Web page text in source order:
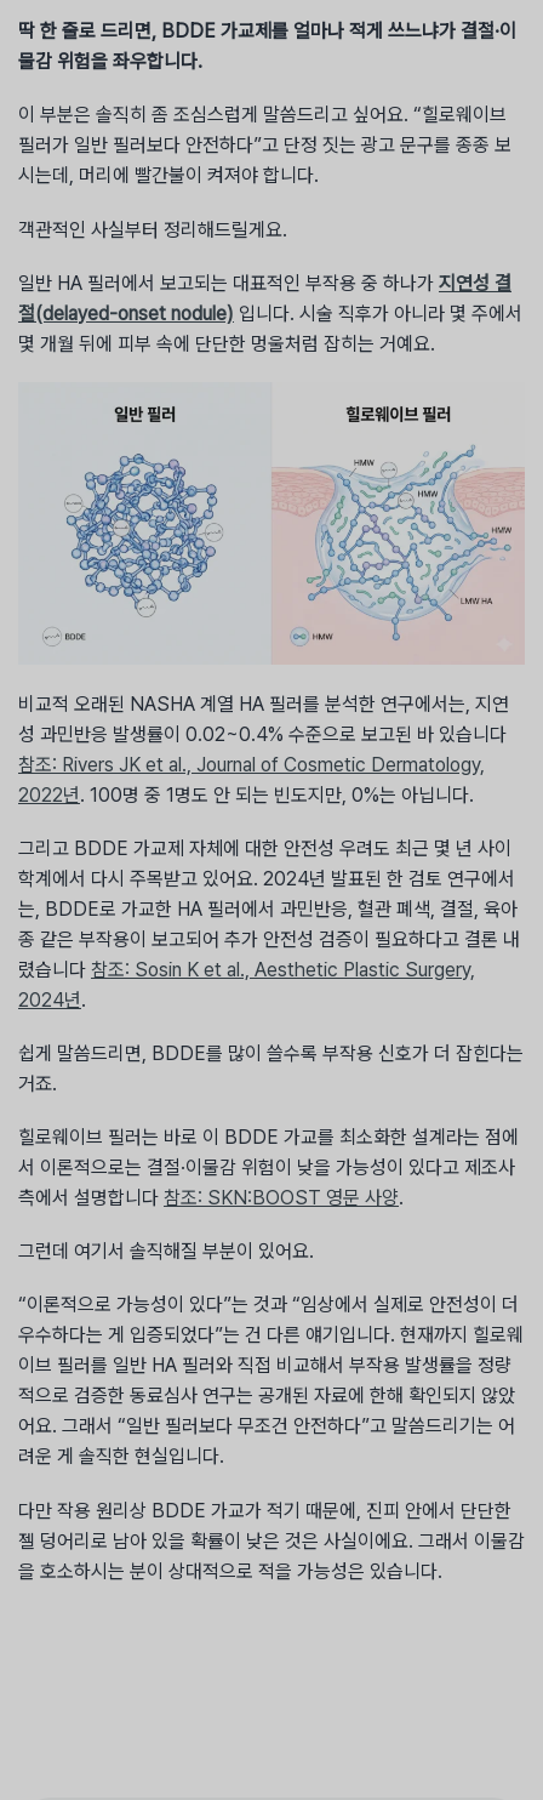
딱 한 줄로 드리면, BDDE 가교제를 얼마나 적게 쓰느냐가 결절·이
물감 위험을 좌우합니다.
이 부분은 솔직히 좀 조심스럽게 말씀드리고 싶어요. “힐로웨이브
필러가 일반 필러보다 안전하다”고 단정 짓는 광고 문구를 종종 보
시는데, 머리에 빨간불이 켜져야 합니다.
객관적인 사실부터 정리해드릴게요.
일반 HA 필러에서 보고되는 대표적인 부작용 중 하나가 지연성 결
절(delayed-onset nodule) 입니다. 시술 직후가 아니라 몇 주에서
몇 개월 뒤에 피부 속에 단단한 멍울처럼 잡히는 거예요.
비교적 오래된 NASHA 계열 HA 필러를 분석한 연구에서는, 지연
성 과민반응 발생률이 0.02~0.4% 수준으로 보고된 바 있습니다
참조: Rivers JK et al., Journal of Cosmetic Dermatology,
2022년. 100명 중 1명도 안 되는 빈도지만, 0%는 아닙니다.
그리고 BDDE 가교제 자체에 대한 안전성 우려도 최근 몇 년 사이
학계에서 다시 주목받고 있어요. 2024년 발표된 한 검토 연구에서
는, BDDE로 가교한 HA 필러에서 과민반응, 혈관 폐색, 결절, 육아
종 같은 부작용이 보고되어 추가 안전성 검증이 필요하다고 결론 내
렸습니다 참조: Sosin K et al., Aesthetic Plastic Surgery,
2024년.
쉽게 말씀드리면, BDDE를 많이 쓸수록 부작용 신호가 더 잡힌다는
거죠.
힐로웨이브 필러는 바로 이 BDDE 가교를 최소화한 설계라는 점에
서 이론적으로는 결절·이물감 위험이 낮을 가능성이 있다고 제조사
측에서 설명합니다 참조: SKN:BOOST 영문 사양.
그런데 여기서 솔직해질 부분이 있어요.
“이론적으로 가능성이 있다”는 것과 “임상에서 실제로 안전성이 더
우수하다는 게 입증되었다”는 건 다른 얘기입니다. 현재까지 힐로웨
이브 필러를 일반 HA 필러와 직접 비교해서 부작용 발생률을 정량
적으로 검증한 동료심사 연구는 공개된 자료에 한해 확인되지 않았
어요. 그래서 “일반 필러보다 무조건 안전하다”고 말씀드리기는 어
려운 게 솔직한 현실입니다.
다만 작용 원리상 BDDE 가교가 적기 때문에, 진피 안에서 단단한
젤 덩어리로 남아 있을 확률이 낮은 것은 사실이에요. 그래서 이물감
을 호소하시는 분이 상대적으로 적을 가능성은 있습니다.